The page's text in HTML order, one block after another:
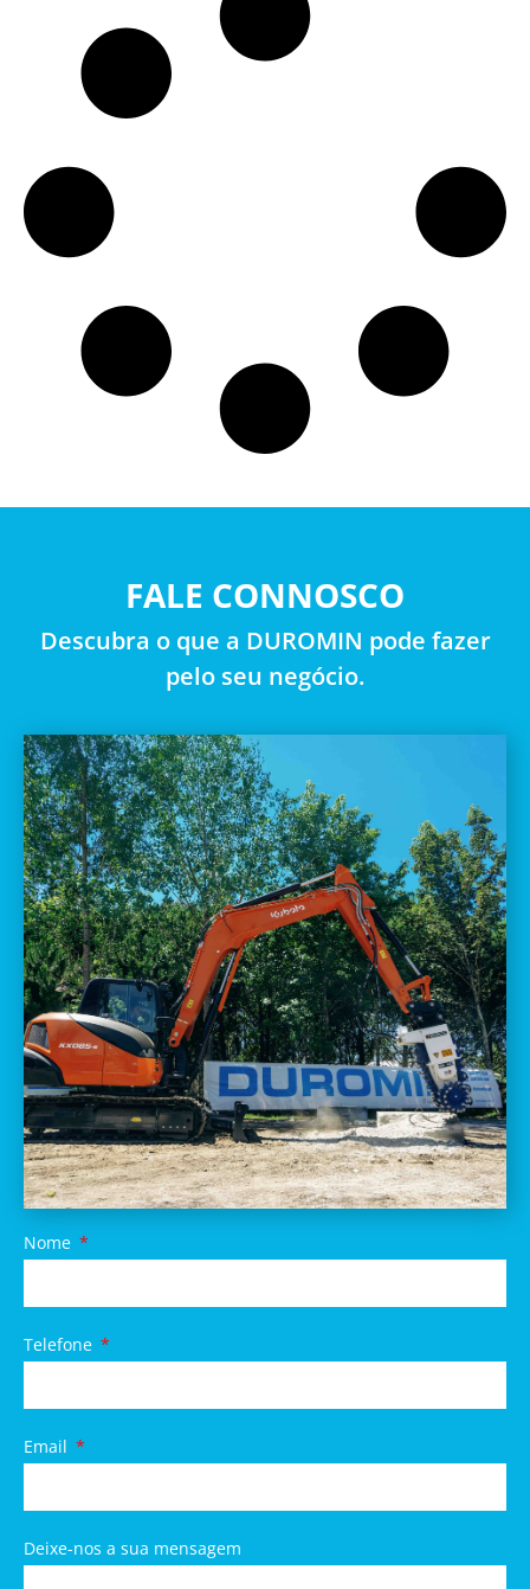
FALE CONNOSCO
Descubra o que a DUROMIN pode fazer
pelo seu negócio.
Nome
Telefone
Email
Deixe-nos a sua mensagem